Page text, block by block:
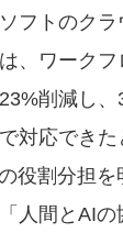
フトのクラ
、ワークフ
削減し
対応できた
役割分担を
人間とAIの